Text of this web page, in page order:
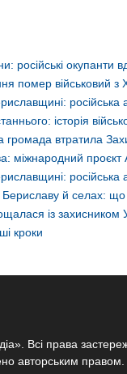
російські окупанти
помер військовий
російська
історія
громада втратила
міжнародний проєкт
російська
Бериславу й селах:
із захисником
кроки
Всі права
авторським правом.